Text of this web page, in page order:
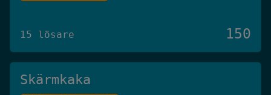
15 lösare 150
Skärmkaka